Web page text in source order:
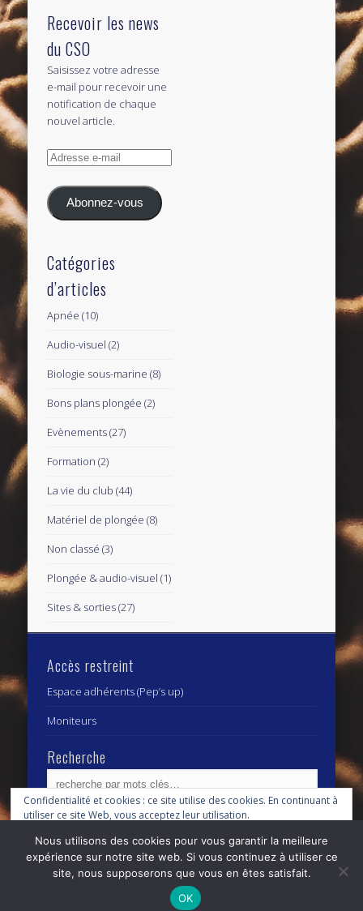
Recevoir les news
du CSO
Saisissez votre adresse
e-mail pour recevoir une
notification de chaque
nouvel article.
Adresse
mail
Abonnez-vous
Catégories
d’articles
Apnée (10)
Audio-visuel (2)
Biologie sous-marine (8)
Bons plans plongée (2)
Evènements(27)
Formation (2)
La vie du club (44)
Matériel de plongée (8)
Non classé (3)
Plongée & audio-visuel (1)
Sites & sorties(27)
Accès restreint
Espace adhérents (Pep’s up)
Moniteurs
Recherche
Archives
Archives
© 2026 Centre Subaquatique Orléanais - club fédéral
Confidentialité et cookies : ce site utilise des cookies. En continuant à
utiliser ce site Web, vous acceptez leur utilisation.
Pour en savoir plus, notamment sur la façon de contrôler les cookies,
consultez :Politique relative aux cookies
Nous utilisons des cookies pour vous garantir la meilleure
expérience sur notre site web. Si vous continuez à utiliser ce
site, nous supposerons que vous en êtes satisfait.
OK